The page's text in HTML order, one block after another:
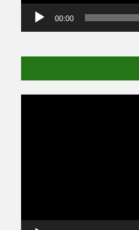
00:00